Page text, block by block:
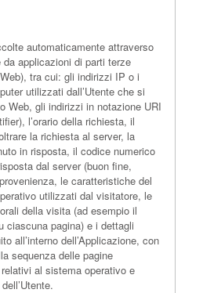
automaticamente attraverso
applicazioni di parti terze
tra cui: gli indirizzi IP o i
utilizzati dall’Utente che si
Web, gli indirizzi in notazione URI
l’orario della richiesta, il
la richiesta al server, la
in risposta, il codice numerico
dal server (buon fine,
le caratteristiche del
utilizzati dal visitatore, le
della visita (ad esempio il
ciascuna pagina) e i dettagli
all’interno dell’Applicazione, con
sequenza delle pagine
al sistema operativo e